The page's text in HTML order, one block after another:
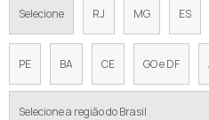
Selecione RJ MG ES
PE BA CE GO e DF
Selecione a região do Brasil